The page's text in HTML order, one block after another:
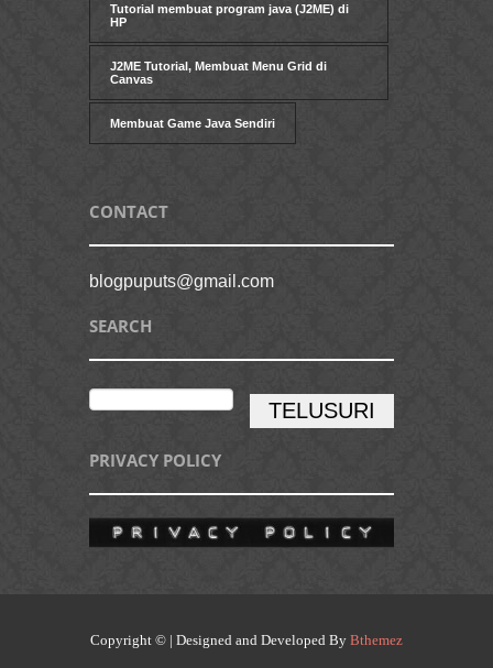
Tutorial membuat program java (J2ME) di
HP
J2ME Tutorial, Membuat Menu Grid di
Canvas
Membuat Game Java Sendiri
CONTACT
blogpuputs@gmail.com
SEARCH
PRIVACY POLICY
Copyright © | Designed and Developed By Bthemez